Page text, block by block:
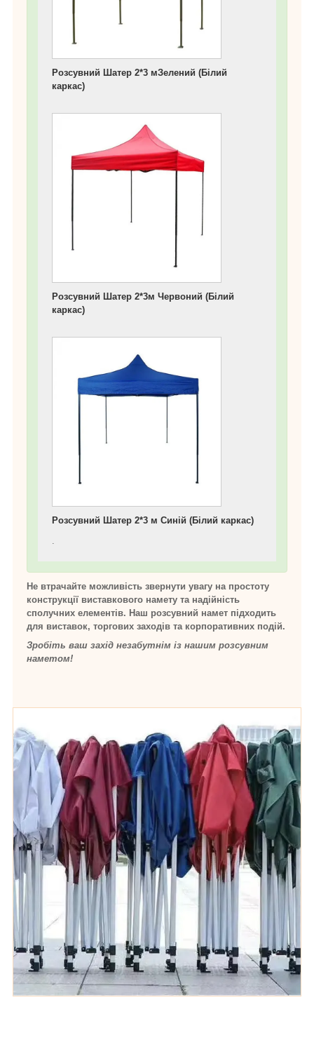
Розсувний Шатер 2*3 мЗелений (Білий
каркас)
Розсувний Шатер 2*3м Червоний (Білий
каркас)
Розсувний Шатер 2*3 м Синій (Білий каркас)
.
Не втрачайте можливість звернути увагу на простоту
конструкції виставкового намету та надійність
сполучних елементів. Наш розсувний намет підходить
для виставок, торгових заходів та корпоративних подій.
Зробіть ваш захід незабутнім із нашим розсувним
наметом!